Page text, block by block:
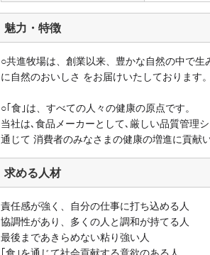
魅力・特徴
○共進牧場は、創業以来、豊かな自然の中で
に自然のおいしさ をお届けいたしております。
○｢食｣は、すべての人々の健康の原点です。
当社は､食品メーカーとして､厳しい品質管理
通じて 消費者のみなさまの健康の増進に貢献
求める人材
責任感が強く、自分の仕事に打ち込める人
協調性があり、多くの人と調和が持てる人
最後まであきらめない粘り強い人